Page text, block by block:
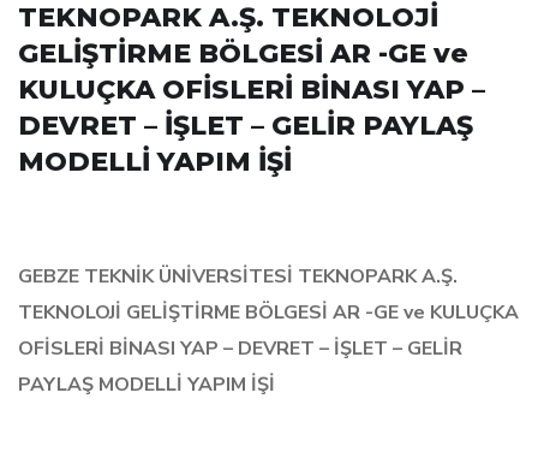
TEKNOPARK A.Ş. TEKNOLOJİ
GELİŞTİRME BÖLGESİ AR -GE ve
KULUÇKA OFİSLERİ BİNASI YAP –
DEVRET – İŞLET – GELİR PAYLAŞ
MODELLİ YAPIM İŞİ
GEBZE TEKNİK ÜNİVERSİTESİ TEKNOPARK A.Ş.
TEKNOLOJİ GELİŞTİRME BÖLGESİ AR -GE ve KULUÇKA
OFİSLERİ BİNASI YAP – DEVRET – İŞLET – GELİR
PAYLAŞ MODELLİ YAPIM İŞİ